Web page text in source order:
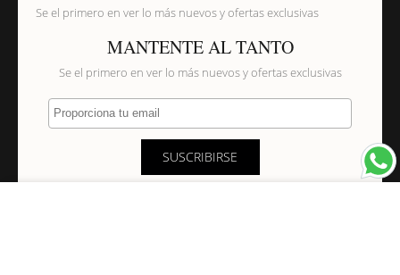
Se el primero en ver lo más nuevos y ofertas exclusivas
MANTENTE AL TANTO
Se el primero en ver lo más nuevos y ofertas exclusivas
Proporciona tu email
SUSCRIBIRSE